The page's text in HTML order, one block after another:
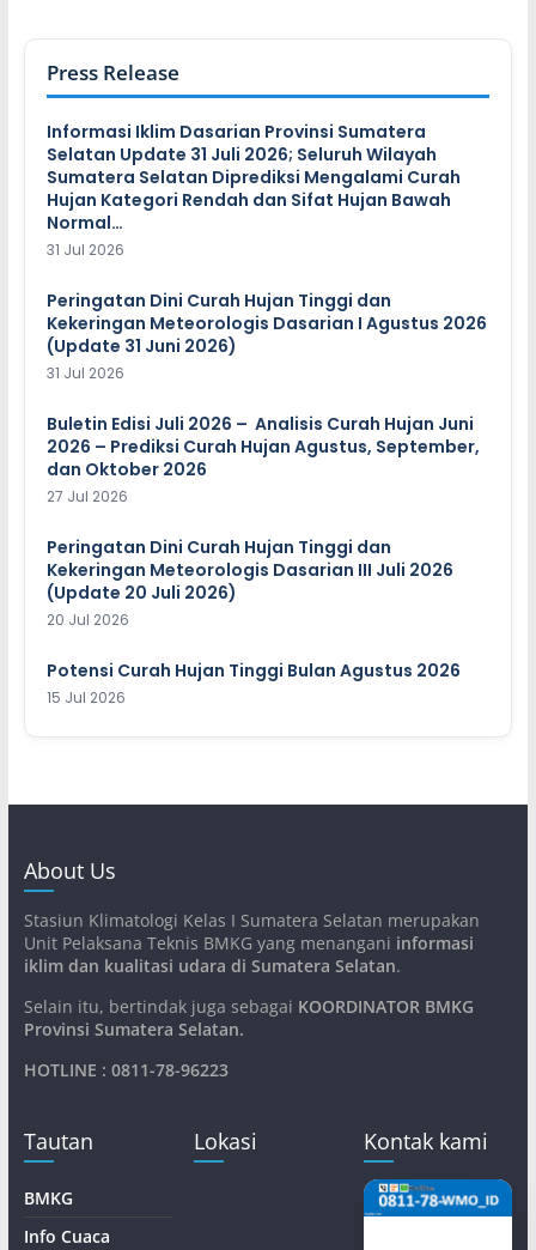
Press Release
Informasi Iklim Dasarian Provinsi Sumatera
Selatan Update 31 Juli 2026; Seluruh Wilayah
Sumatera Selatan Diprediksi Mengalami Curah
Hujan Kategori Rendah dan Sifat Hujan Bawah
Normal…
31 Jul 2026
Peringatan Dini Curah Hujan Tinggi dan
Kekeringan Meteorologis Dasarian I Agustus 2026
(Update 31 Juni 2026)
31 Jul 2026
Buletin Edisi Juli 2026 – Analisis Curah Hujan Juni
2026 – Prediksi Curah Hujan Agustus, September,
dan Oktober 2026
27 Jul 2026
Peringatan Dini Curah Hujan Tinggi dan
Kekeringan Meteorologis Dasarian III Juli 2026
(Update 20 Juli 2026)
20 Jul 2026
Potensi Curah Hujan Tinggi Bulan Agustus 2026
15 Jul 2026
About Us
Stasiun Klimatologi Kelas I Sumatera Selatan merupakan
Unit Pelaksana Teknis BMKG yang menangani informasi
iklim dan kualitasi udara di Sumatera Selatan.
Selain itu, bertindak juga sebagai KOORDINATOR BMKG
Provinsi Sumatera Selatan.
HOTLINE : 0811-78-96223
Tautan
BMKG
Info Cuaca
Lokasi Kontak kami